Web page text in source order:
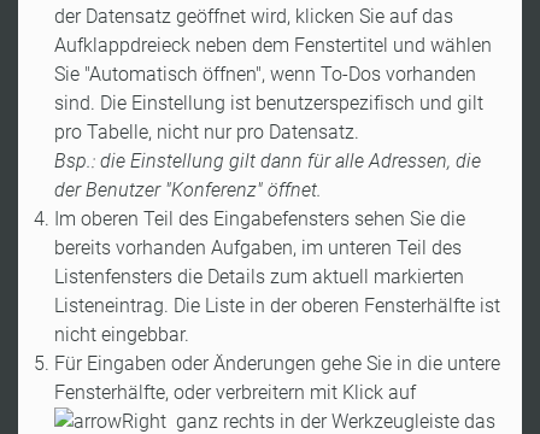
der Datensatz geöffnet wird, klicken Sie auf das
Aufklappdreieck neben dem Fenstertitel und wählen
Sie "Automatisch öffnen", wenn To-Dos vorhanden
sind. Die Einstellung ist benutzerspezifisch und gilt
pro Tabelle, nicht nur pro Datensatz.
Bsp.: die Einstellung gilt dann für alle Adressen, die
der Benutzer "Konferenz" öffnet.
Im oberen Teil des Eingabefensters sehen Sie die
bereits vorhanden Aufgaben, im unteren Teil des
Listenfensters die Details zum aktuell markierten
Listeneintrag. Die Liste in der oberen Fensterhälfte ist
nicht eingebbar.
Für Eingaben oder Änderungen gehe Sie in die untere
Fensterhälfte, oder verbreitern mit Klick auf
ganz rechts in der Werkzeugleiste das